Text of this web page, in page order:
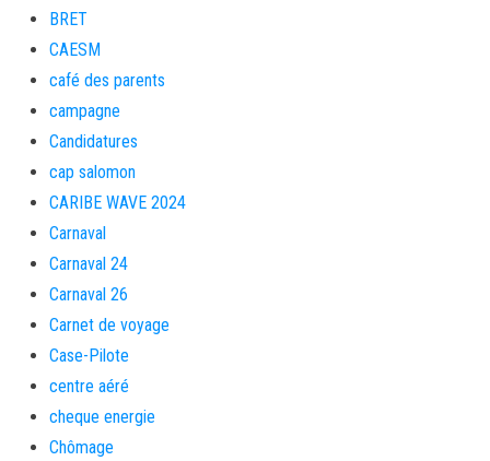
BRET
CAESM
café des parents
campagne
Candidatures
cap salomon
CARIBE WAVE 2024
Carnaval
Carnaval 24
Carnaval 26
Carnet de voyage
Case-Pilote
centre aéré
cheque energie
Chômage